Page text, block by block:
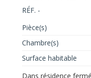
RÉF. -
Pièce(s)
Chambre(s)
Surface habitable
Dans résidence